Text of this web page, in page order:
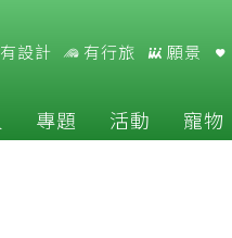
有設計 有行旅 願景
專題 活動 寵物